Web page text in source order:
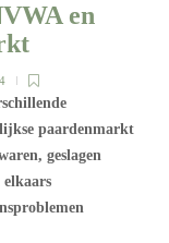
en
paardenmarkt
geslagen